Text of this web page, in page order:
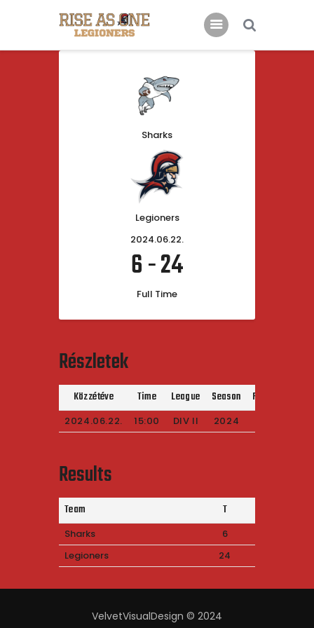
Csatlakoznál?Sharks
Legioners
2024.06.22.
6-24
Full Time
Részletek
Közzétéve Time League Season Full Time
2024.06.22. 15:00 DIV II 2024
Results
Team T
Sharks
6
Legioners
24
VelvetVisualDesign © 2024